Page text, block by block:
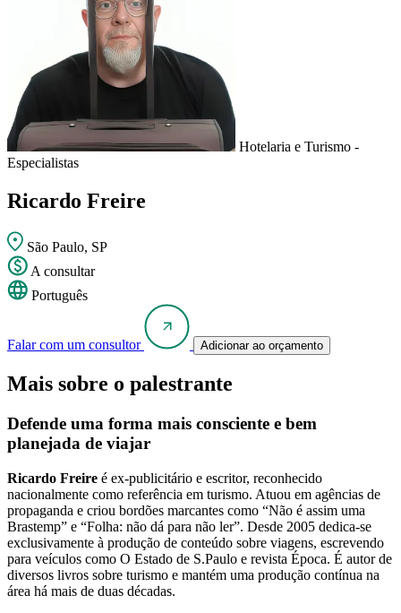
Hotelaria e Turismo -
Especialistas
Ricardo Freire
São Paulo, SP
A consultar
Português
Falar com um consultor Adicionar ao orçamento
Mais sobre o palestrante
Defende uma forma mais consciente e bem
planejada de viajar
Ricardo Freire é ex-publicitário e escritor, reconhecido
nacionalmente como referência em turismo. Atuou em agências de
propaganda e criou bordões marcantes como “Não é assim uma
Brastemp” e “Folha: não dá para não ler”. Desde 2005 dedica-se
exclusivamente à produção de conteúdo sobre viagens, escrevendo
para veículos como O Estado de S.Paulo e revista Época. É autor de
diversos livros sobre turismo e mantém uma produção contínua na
área há mais de duas décadas.